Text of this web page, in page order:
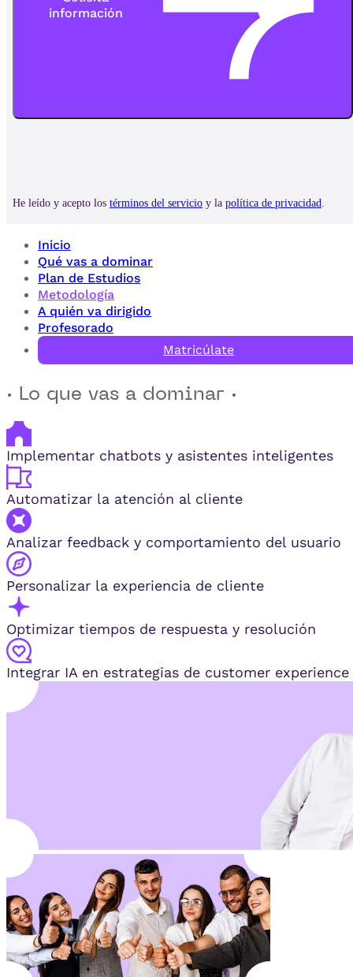
Inicio
Qué vas a dominar
Plan de Estudios
Metodología
A quién va dirigido
Profesorado
Matricúlate
· Lo que vas a dominar ·
Implementar chatbots y asistentes inteligentes
Automatizar la atención al cliente
Analizar feedback y comportamiento del usuario
Personalizar la experiencia de cliente
Optimizar tiempos de respuesta y resolución
Integrar IA en estrategias de customer experience